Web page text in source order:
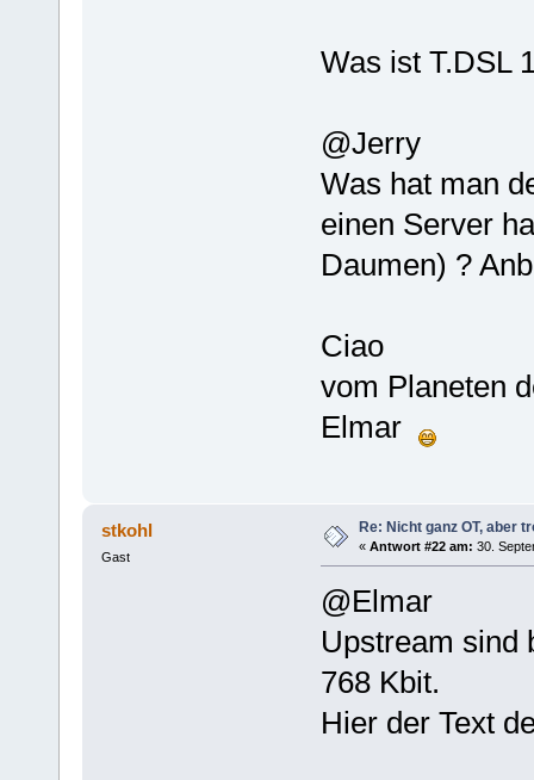
Was ist T.DSL
@Jerry
Was hat man
einen Server
Daumen) ?
Ciao
vom Planeten
Elmar
stkohl
Gast
Re: Nicht ganz OT, aber
« Antwort #22 am: 30.
@Elmar
Upstream sind
768 Kbit.
Hier der Text